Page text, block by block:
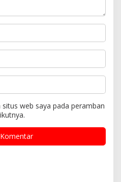
web saya pada peramban